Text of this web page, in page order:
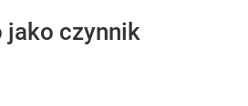
jako czynnik